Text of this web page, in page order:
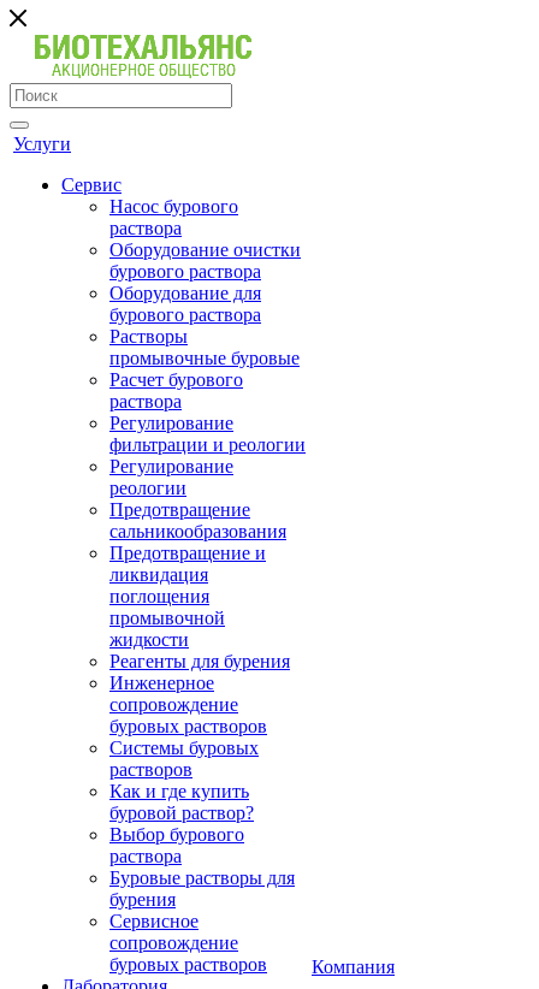
Услуги
Сервис
Насос бурового
раствора
Оборудование очистки
бурового раствора
Оборудование для
бурового раствора
Растворы
промывочные буровые
Расчет бурового
раствора
Регулирование
фильтрации и реологии
Регулирование
реологии
Предотвращение
сальникообразования
Предотвращение и
ликвидация
поглощения
промывочной
жидкости
Реагенты для бурения
Инженерное
сопровождение
буровых растворов
Системы буровых
растворов
Как и где купить
буровой раствор?
Выбор бурового
раствора
Буровые растворы для
бурения
Сервисное
сопровождение
буровых растворов
Компания